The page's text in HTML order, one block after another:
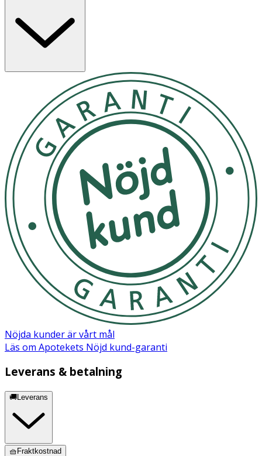
Nöjda kunder är vårt mål
Läs om Apotekets Nöjd kund-garanti
Leverans & betalning
🚚Leverans
🧺Fraktkostnad